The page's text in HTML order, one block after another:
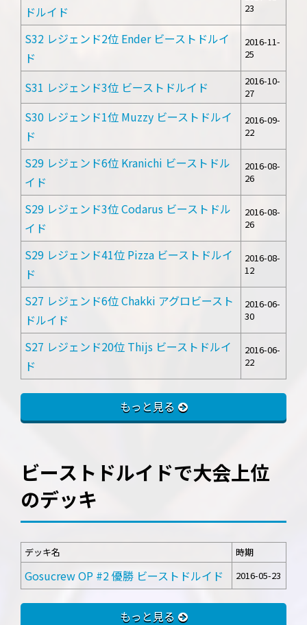
ドルイド
23
S32 レジェンド2位 Ender ビーストドルイ
ド
2016-11-
25
S31 レジェンド3位 ビーストドルイド
2016-10-
27
S30 レジェンド1位 Muzzy ビーストドルイ
ド
2016-09-
22
S29 レジェンド6位 Kranichi ビーストドル
イド
2016-08-
26
S29 レジェンド3位 Codarus ビーストドル
イド
2016-08-
26
S29 レジェンド41位 Pizza ビーストドルイ
ド
2016-08-
12
S27 レジェンド6位 Chakki アグロビースト
ドルイド
2016-06-
30
S27 レジェンド20位 Thijs ビーストドルイ
ド
2016-06-
22
もっと見る
ビーストドルイドで大会上位
のデッキ
デッキ名 時期
Gosucrew OP #2 優勝 ビーストドルイド 2016-05-23
もっと見る